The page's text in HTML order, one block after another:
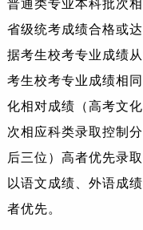
普通类专业本科批次
省级统考成绩合格或
据考生校考专业成绩
考生校考专业成绩相
化相对成绩（高考文
次相应科类录取控制
后三位）高者优先录
以语文成绩、外语成
者优先。